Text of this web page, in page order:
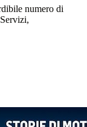
numero di